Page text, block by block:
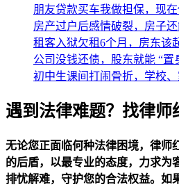
朋友贷款买车我做担保，现
房产过户后感情破裂，房子还
租客入狱欠租6个月，房东该
公司没钱还债，股东就能 “置
初中生课间打闹骨折，学校、
遇到法律难题？找律师
无论您正面临何种法律困境，律师
的后盾，以最专业的态度，力求为
排忧解难，守护您的合法权益。如